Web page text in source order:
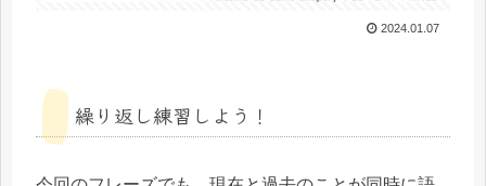
2024.01.07
繰り返し練習しよう！